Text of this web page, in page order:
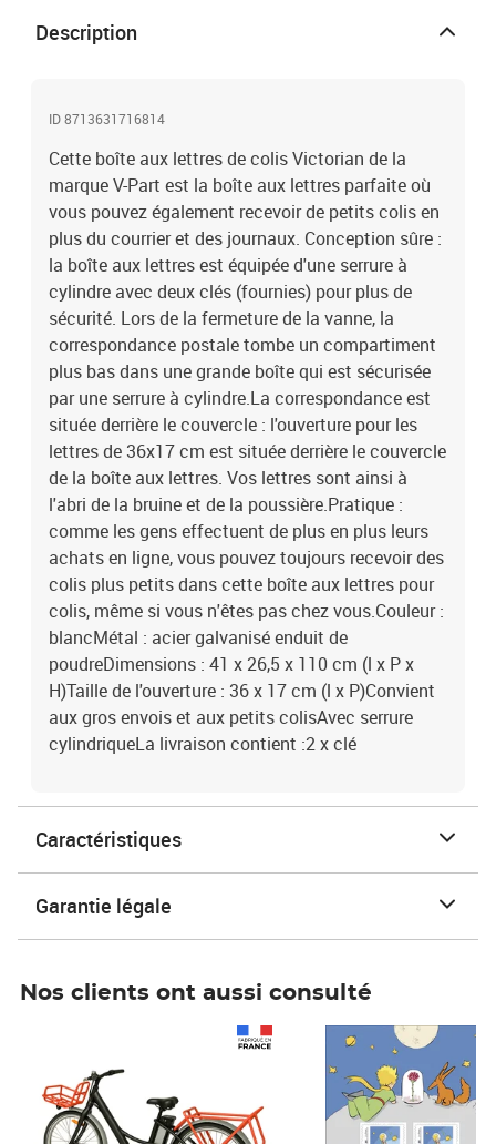
enduit de poudreDimensions : 41 x 26,5 x 110 cm (l x P x H)Taille
de l'ouverture : 36 x 17 cm (l x P)Convient aux gros envois et aux
Description
ID 8713631716814
Cette boîte aux lettres de colis Victorian de la
marque V-Part est la boîte aux lettres parfaite où
vous pouvez également recevoir de petits colis en
plus du courrier et des journaux. Conception sûre :
la boîte aux lettres est équipée d'une serrure à
cylindre avec deux clés (fournies) pour plus de
sécurité. Lors de la fermeture de la vanne, la
correspondance postale tombe un compartiment
plus bas dans une grande boîte qui est sécurisée
par une serrure à cylindre.La correspondance est
située derrière le couvercle : l'ouverture pour les
lettres de 36x17 cm est située derrière le couvercle
de la boîte aux lettres. Vos lettres sont ainsi à
l'abri de la bruine et de la poussière.Pratique :
comme les gens effectuent de plus en plus leurs
achats en ligne, vous pouvez toujours recevoir des
colis plus petits dans cette boîte aux lettres pour
colis, même si vous n'êtes pas chez vous.Couleur :
blancMétal : acier galvanisé enduit de
poudreDimensions : 41 x 26,5 x 110 cm (l x P x
H)Taille de l'ouverture : 36 x 17 cm (l x P)Convient
aux gros envois et aux petits colisAvec serrure
cylindriqueLa livraison contient :2 x clé
Caractéristiques
Garantie légale
Nos clients ont aussi consulté
Prix 7,50€